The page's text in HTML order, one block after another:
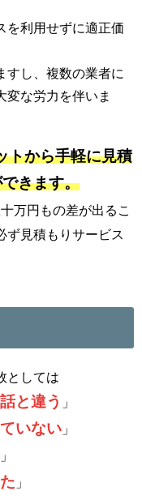
を利用せずに適正価
すし、複数の業者に
変な労力を伴いま
トから手軽に見積
きます。
万円もの差が出るこ
ず見積もりサービス
としては
と違う 」
いない 」
」
」